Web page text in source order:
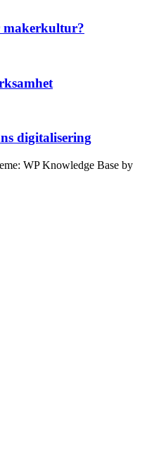
makerkultur?
digitalisering
WP Knowledge Base by